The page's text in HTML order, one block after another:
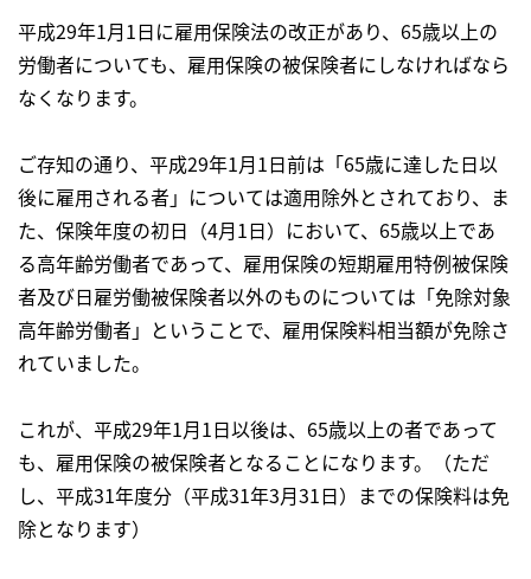
平成29年1月1日に雇用保険法の改正があり、65歳以上の
労働者についても、雇用保険の被保険者にしなければなら
なくなります。
ご存知の通り、平成29年1月1日前は「65歳に達した日以
後に雇用される者」については適用除外とされており、ま
た、保険年度の初日（4月1日）において、65歳以上であ
る高年齢労働者であって、雇用保険の短期雇用特例被保険
者及び日雇労働被保険者以外のものについては「免除対象
高年齢労働者」ということで、雇用保険料相当額が免除さ
れていました。
これが、平成29年1月1日以後は、65歳以上の者であって
も、雇用保険の被保険者となることになります。（ただ
し、平成31年度分（平成31年3月31日）までの保険料は免
除となります）